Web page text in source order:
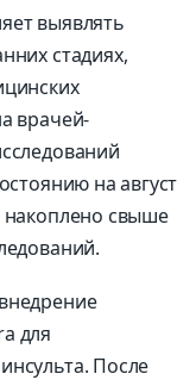
выявлять
стадиях,
врачей-
на август
накоплено свыше
для
После